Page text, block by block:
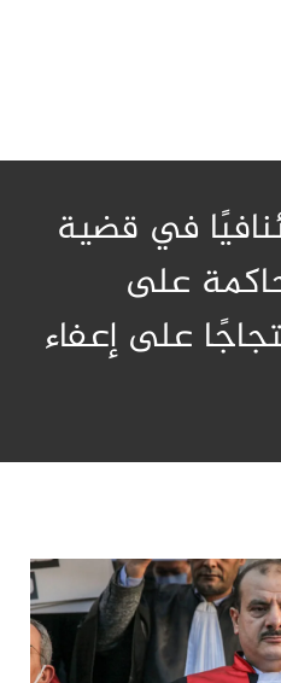
في قضية
على
على إعفاء